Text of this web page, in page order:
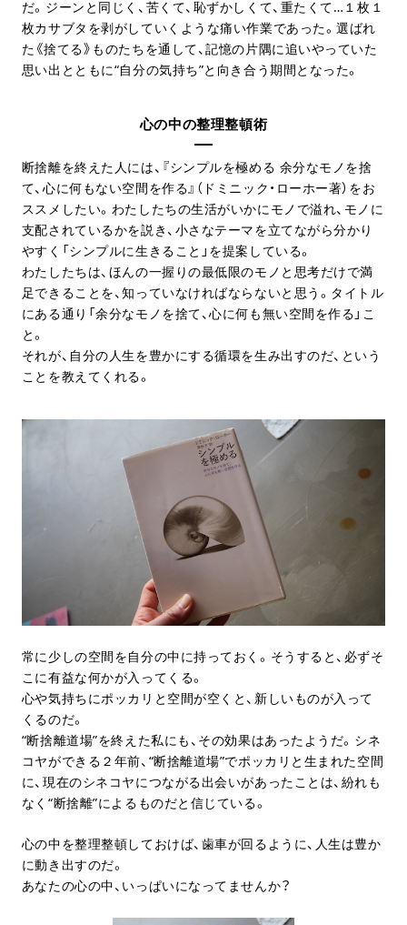
だ。ジーンと同じく、苦くて、恥ずかしくて、重たくて…１枚１
枚カサブタを剥がしていくような痛い作業であった。選ばれ
た《捨てる》ものたちを通して、記憶の片隅に追いやっていた
思い出とともに“自分の気持ち”と向き合う期間となった。
心の中の整理整頓術
断捨離を終えた人には、『シンプルを極める 余分なモノを捨
て、心に何もない空間を作る』（ドミニック・ローホー著）をお
ススメしたい。わたしたちの生活がいかにモノで溢れ、モノに
支配されているかを説き、小さなテーマを立てながら分かり
やすく「シンプルに生きること」を提案している。
わたしたちは、ほんの一握りの最低限のモノと思考だけで満
足できることを、知っていなければならないと思う。タイトル
にある通り「余分なモノを捨て、心に何も無い空間を作る」こ
と。
それが、自分の人生を豊かにする循環を生み出すのだ、という
ことを教えてくれる。
常に少しの空間を自分の中に持っておく。そうすると、必ずそ
こに有益な何かが入ってくる。
心や気持ちにポッカリと空間が空くと、新しいものが入って
くるのだ。
“断捨離道場”を終えた私にも、その効果はあったようだ。シネ
コヤができる２年前、“断捨離道場”でポッカリと生まれた空間
に、現在のシネコヤにつながる出会いがあったことは、紛れも
なく“断捨離”によるものだと信じている。
心の中を整理整頓しておけば、歯車が回るように、人生は豊か
に動き出すのだ。
あなたの心の中、いっぱいになってませんか？